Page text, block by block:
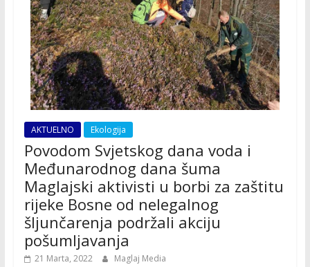
AKTUELNO Ekologija
Povodom Svjetskog dana voda i
Međunarodnog dana šuma
Maglajski aktivisti u borbi za zaštitu
rijeke Bosne od nelegalnog
šljunčarenja podržali akciju
pošumljavanja
21 Marta, 2022 Maglaj Media